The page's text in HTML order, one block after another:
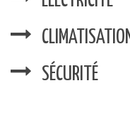
SÉCURITÉ